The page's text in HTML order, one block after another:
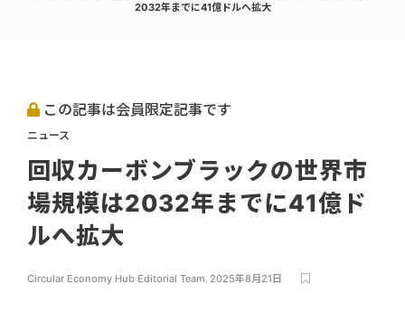
2032年までに41億ドルへ拡大
この記事は会員限定記事です
ニュース
回収カーボンブラックの世界市
場規模は2032年までに41億ド
ルへ拡大
Circular Economy Hub Editorial Team, 2025年8月21日